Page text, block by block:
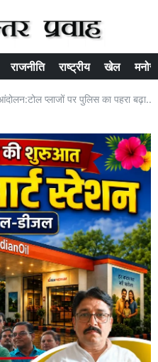
राजनीति राष्ट्रीय खेल
प्लाजों पर पुलिस का पहरा